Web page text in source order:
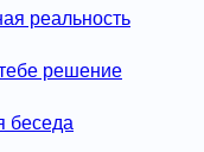
реальность
решение
беседа